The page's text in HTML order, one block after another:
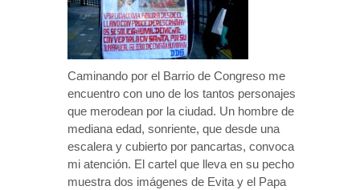
Caminando por el Barrio de Congreso me
encuentro con uno de los tantos personajes
que merodean por la ciudad. Un hombre de
mediana edad, sonriente, que desde una
escalera y cubierto por pancartas, convoca
mi atención. El cartel que lleva en su pecho
muestra dos imágenes de Evita y el Papa